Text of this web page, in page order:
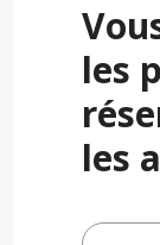
les
les